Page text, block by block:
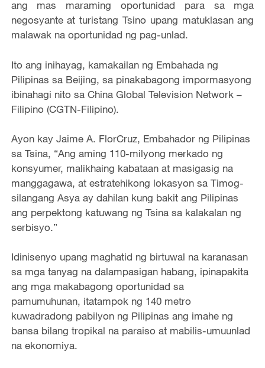
ang mas maraming oportunidad para sa mga
negosyante at turistang Tsino upang matuklasan ang
malawak na oportunidad ng pag-unlad.
Ito ang inihayag, kamakailan ng Embahada ng
Pilipinas sa Beijing, sa pinakabagong impormasyong
ibinahagi nito sa China Global Television Network –
Filipino (CGTN-Filipino).
Ayon kay Jaime A. FlorCruz, Embahador ng Pilipinas
sa Tsina, “Ang aming 110-milyong merkado ng
konsyumer, malikhaing kabataan at masigasig na
manggagawa, at estratehikong lokasyon sa Timog-
silangang Asya ay dahilan kung bakit ang Pilipinas
ang perpektong katuwang ng Tsina sa kalakalan ng
serbisyo.”
Idinisenyo upang maghatid ng birtuwal na karanasan
sa mga tanyag na dalampasigan habang, ipinapakita
ang mga makabagong oportunidad sa
pamumuhunan, itatampok ng 140 metro
kuwadradong pabilyon ng Pilipinas ang imahe ng
bansa bilang tropikal na paraiso at mabilis-umuunlad
na ekonomiya.